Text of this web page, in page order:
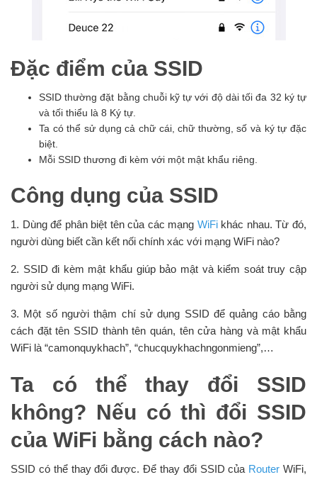
Đặc điểm của SSID
SSID thường đặt bằng chuỗi kỹ tự với độ dài tối đa 32 ký tự
và tối thiểu là 8 Ký tự.
Ta có thể sử dụng cả chữ cái, chữ thường, số và ký tự đặc
biệt.
Mỗi SSID thương đi kèm với một mật khẩu riêng.
Công dụng của SSID
1. Dùng để phân biệt tên của các mạng WiFikhác nhau. Từ đó,
người dùng biết cần kết nối chính xác với mạng WiFi nào?
2. SSID đi kèm mật khẩu giúp bảo mật và kiểm soát truy cập
người sử dụng mạng WiFi.
3. Một số người thậm chí sử dụng SSID để quảng cáo bằng
cách đặt tên SSID thành tên quán, tên cửa hàng và mật khẩu
WiFi là “camonquykhach”, “chucquykhachngonmieng”,…
Ta có thể thay đổi SSID
không? Nếu có thì đổi SSID
của WiFi bằng cách nào?
SSID có thể thay đổi được. Để thay đổi SSID của Router WiFi,